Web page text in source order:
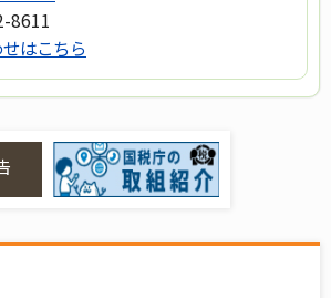
8611
はこちら